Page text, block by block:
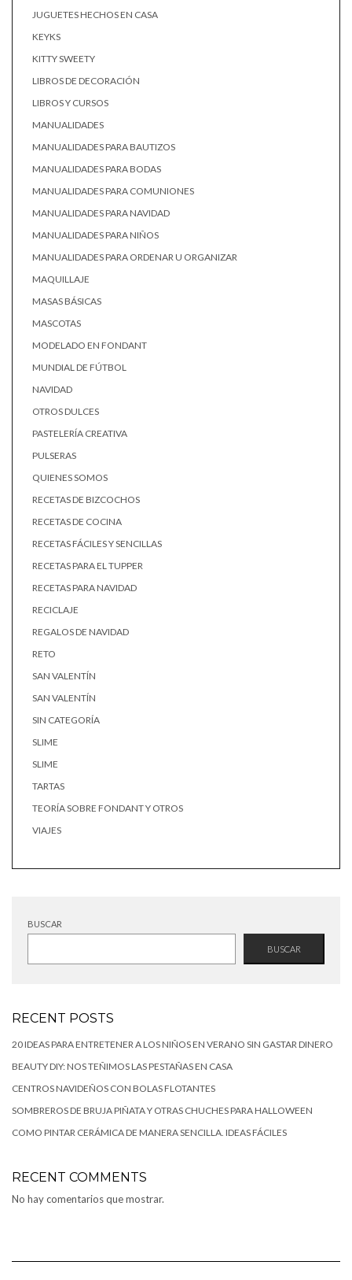
JUGUETES HECHOS EN CASA
KEYKS
KITTY SWEETY
LIBROS DE DECORACIÓN
LIBROS Y CURSOS
MANUALIDADES
MANUALIDADES PARA BAUTIZOS
MANUALIDADES PARA BODAS
MANUALIDADES PARA COMUNIONES
MANUALIDADES PARA NAVIDAD
MANUALIDADES PARA NIÑOS
MANUALIDADES PARA ORDENAR U ORGANIZAR
MAQUILLAJE
MASAS BÁSICAS
MASCOTAS
MODELADO EN FONDANT
MUNDIAL DE FÚTBOL
NAVIDAD
OTROS DULCES
PASTELERÍA CREATIVA
PULSERAS
QUIENES SOMOS
RECETAS DE BIZCOCHOS
RECETAS DE COCINA
RECETAS FÁCILES Y SENCILLAS
RECETAS PARA EL TUPPER
RECETAS PARA NAVIDAD
RECICLAJE
REGALOS DE NAVIDAD
RETO
SAN VALENTÍN
SAN VALENTÍN
SIN CATEGORÍA
SLIME
SLIME
TARTAS
TEORÍA SOBRE FONDANT Y OTROS
VIAJES
BUSCAR
BUSCAR
RECENT POSTS
20 IDEAS PARA ENTRETENER A LOS NIÑOS EN VERANO SIN GASTAR DINERO
BEAUTY DIY: NOS TEÑIMOS LAS PESTAÑAS EN CASA
CENTROS NAVIDEÑOS CON BOLAS FLOTANTES
SOMBREROS DE BRUJA PIÑATA Y OTRAS CHUCHES PARA HALLOWEEN
COMO PINTAR CERÁMICA DE MANERA SENCILLA. IDEAS FÁCILES
RECENT COMMENTS
No hay comentarios que mostrar.